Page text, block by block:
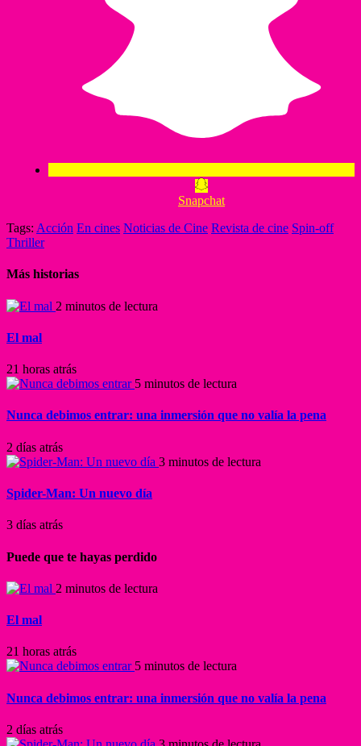
Snapchat
Tags: Acción En cines Noticias de Cine Revista de cine Spin-off
Thriller
Más historias
2 minutos de lectura
El mal
21 horas atrás
5 minutos de lectura
Nunca debimos entrar: una inmersión que no valía la pena
2 días atrás
3 minutos de lectura
Spider-Man: Un nuevo día
3 días atrás
Puede que te hayas perdido
2 minutos de lectura
El mal
21 horas atrás
5 minutos de lectura
Nunca debimos entrar: una inmersión que no valía la pena
2 días atrás